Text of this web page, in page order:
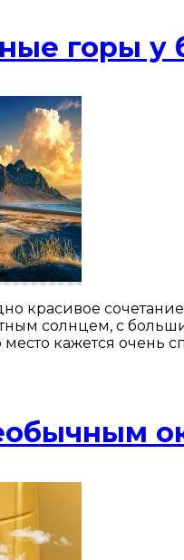
горы у
красивое
солнцем, с
место кажется очень